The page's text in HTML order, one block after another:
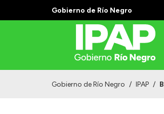
Gobierno de Río Negro
Gobierno de Río Negro / IPAP /